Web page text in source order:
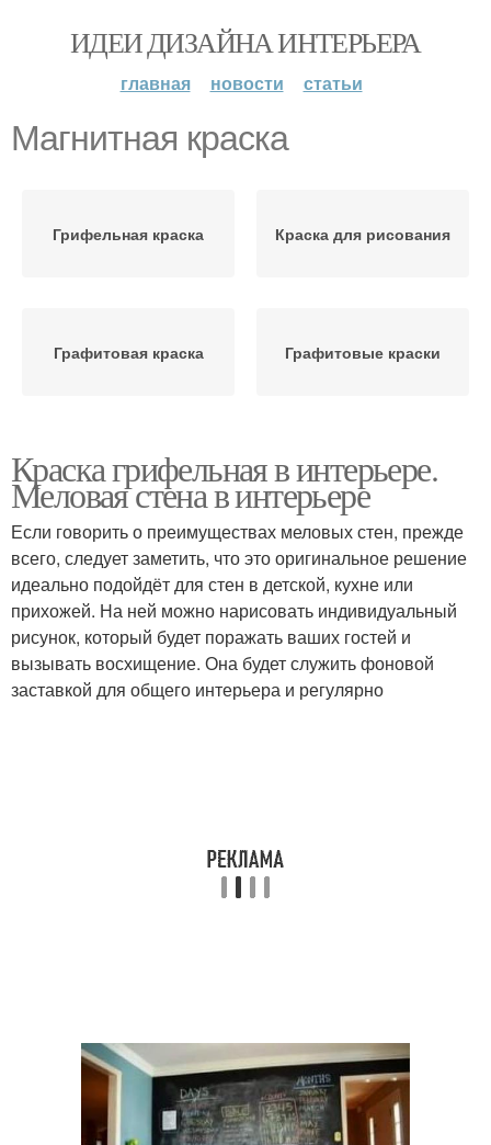
ИДЕИ ДИЗАЙНА ИНТЕРЬЕРА
главная новости статьи
Магнитная краска
Грифельная краска Краска для рисования
Графитовая краска Графитовые краски
Краска грифельная в интерьере.
Меловая стена в интерьере
Если говорить о преимуществах меловых стен, прежде
всего, следует заметить, что это оригинальное решение
идеально подойдёт для стен в детской, кухне или
прихожей. На ней можно нарисовать индивидуальный
рисунок, который будет поражать ваших гостей и
вызывать восхищение. Она будет служить фоновой
заставкой для общего интерьера и регулярно